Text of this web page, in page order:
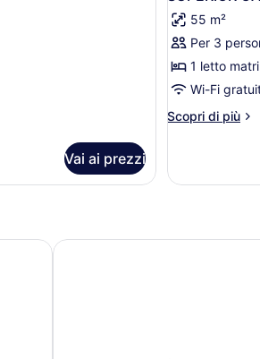
Vai ai prezzi
tutte
le
foto
per
SUPERIOR
CAPACITY
3
55 m²
Per 3
1 letto
Wi-Fi
Scopri di più
Altri
CAPACITY
Hotel Porto Perissa